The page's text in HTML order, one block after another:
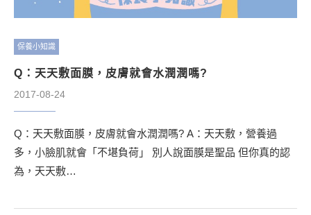
保養小知識
Q：天天敷面膜，皮膚就會水潤潤嗎?
2017-08-24
Q：天天敷面膜，皮膚就會水潤潤嗎? A：天天敷，營養過
多，小臉肌就會「不堪負荷」 別人說面膜是聖品 但你真的認
為，天天敷…